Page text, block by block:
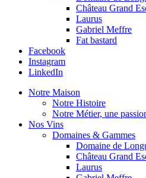
Château Grand
Laurus
Gabriel Meffre
Fat bastard
Facebook
Instagram
LinkedIn
Notre Maison
Notre Histoire
Notre Métier, une
Nos Vins
Domaines & Gammes
Domaine de
Château Grand
Laurus